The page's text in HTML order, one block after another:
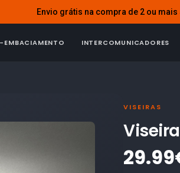
Envio grátis na compra de 2 ou
EMBACIAMENTO INTERCOMUNICADORES
VISEIRAS